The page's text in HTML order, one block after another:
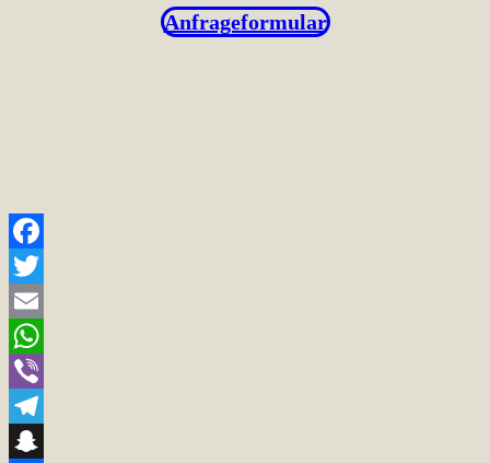
Anfrageformular
Facebook
Twitter
Email
WhatsApp
Viber
Telegram